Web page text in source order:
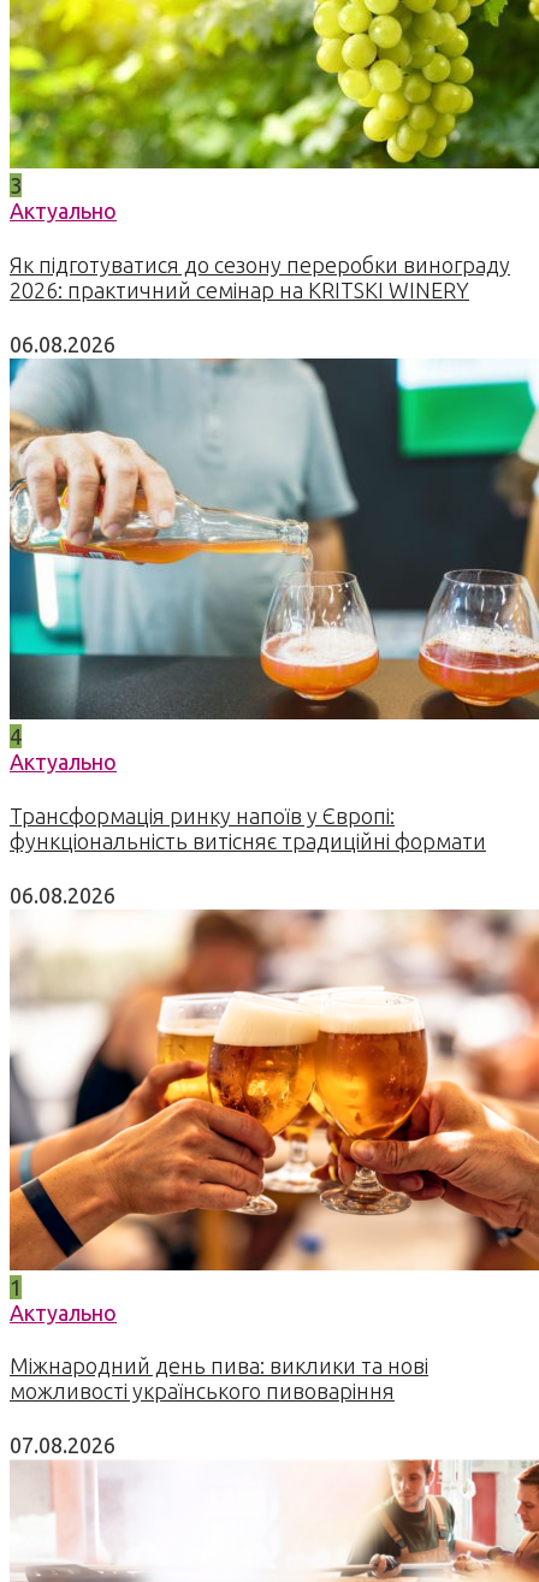
3
Актуально
Як підготуватися до сезону переробки винограду
2026: практичний семінар на KRITSKI WINERY
06.08.2026
4
Актуально
Трансформація ринку напоїв у Європі:
функціональність витісняє традиційні формати
06.08.2026
1
Актуально
Міжнародний день пива: виклики та нові
можливості українського пивоваріння
07.08.2026